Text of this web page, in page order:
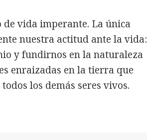
vida imperante. La única
nuestra actitud ante la vida:
y fundirnos en la naturaleza
enraizadas en la tierra que
los demás seres vivos.